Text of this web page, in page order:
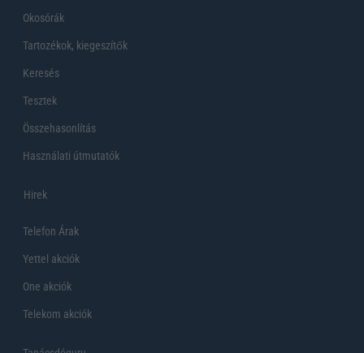
Okosórák
Tartozékok, kiegeszítők
Keresés
Tesztek
Összehasonlítás
Használati útmutatók
Hirek
Telefon Árak
Yettel akciók
One akciók
Telekom akciók